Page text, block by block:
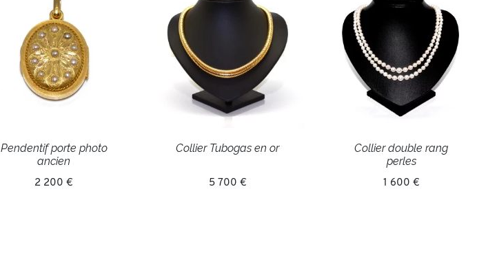
Pendentif porte photo
ancien
2 200 €
Collier Tubogas en or
5 700 €
Collier double rang
perles
1 600 €